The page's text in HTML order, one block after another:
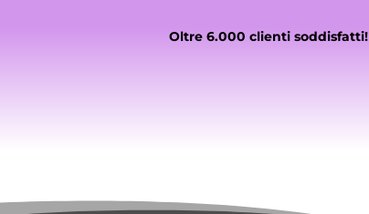
Oltre 6.000 clienti soddisfatti!